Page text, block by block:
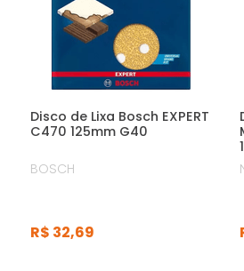
Disco de Lixa Bosch EXPERT
C470 125mm G40
BOSCH
R$ 32,69